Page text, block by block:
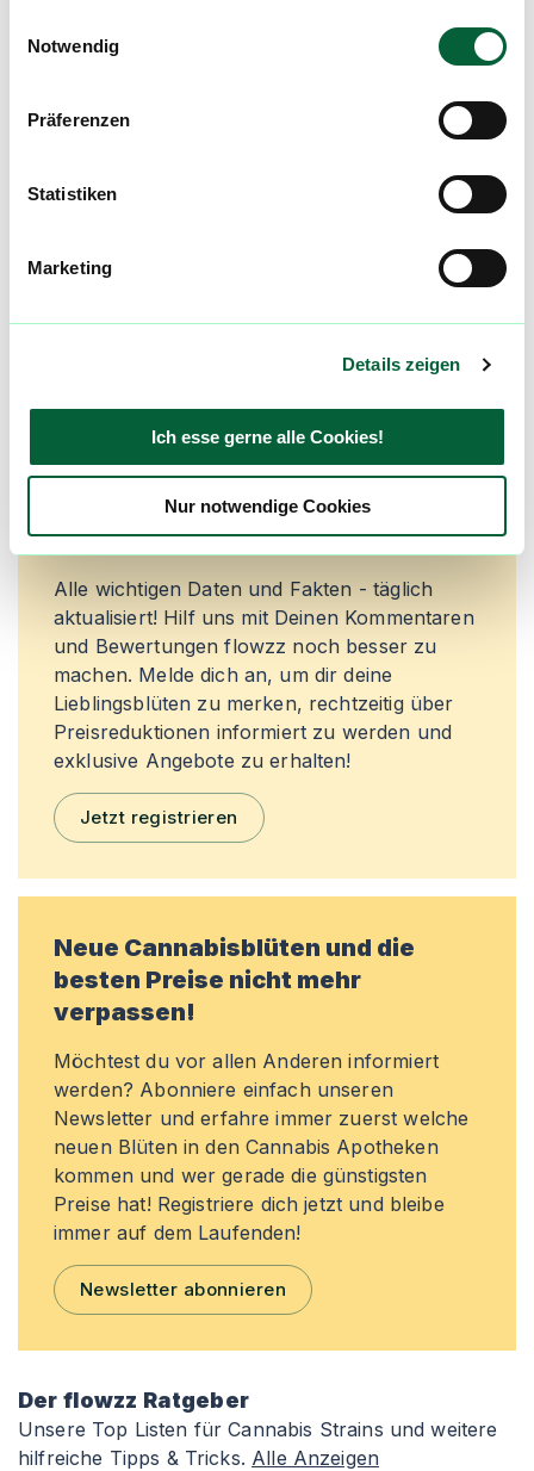
Notwendig
Präferenzen
Statistiken
Marketing
Details zeigen
Ich esse gerne alle Cookies!
Nur notwendige Cookies
Ko Kopfschmerzen
Er Erschöpfung
alle einblenden
Produktbewertungen zu
Mach mit in der flowzz.com
Community
Alle wichtigen Daten und Fakten - täglich
aktualisiert! Hilf uns mit Deinen Kommentaren
und Bewertungen flowzz noch besser zu
machen. Melde dich an, um dir deine
Lieblingsblüten zu merken, rechtzeitig über
Preisreduktionen informiert zu werden und
exklusive Angebote zu erhalten!
Jetzt registrieren
Neue Cannabisblüten und die
besten Preise nicht mehr
verpassen!
Möchtest du vor allen Anderen informiert
werden? Abonniere einfach unseren
Newsletter und erfahre immer zuerst welche
neuen Blüten in den Cannabis Apotheken
kommen und wer gerade die günstigsten
Preise hat! Registriere dich jetzt und bleibe
immer auf dem Laufenden!
Newsletter abonnieren
Der flowzz Ratgeber
Unsere Top Listen für Cannabis Strains und weitere
hilfreiche Tipps & Tricks. Alle Anzeigen